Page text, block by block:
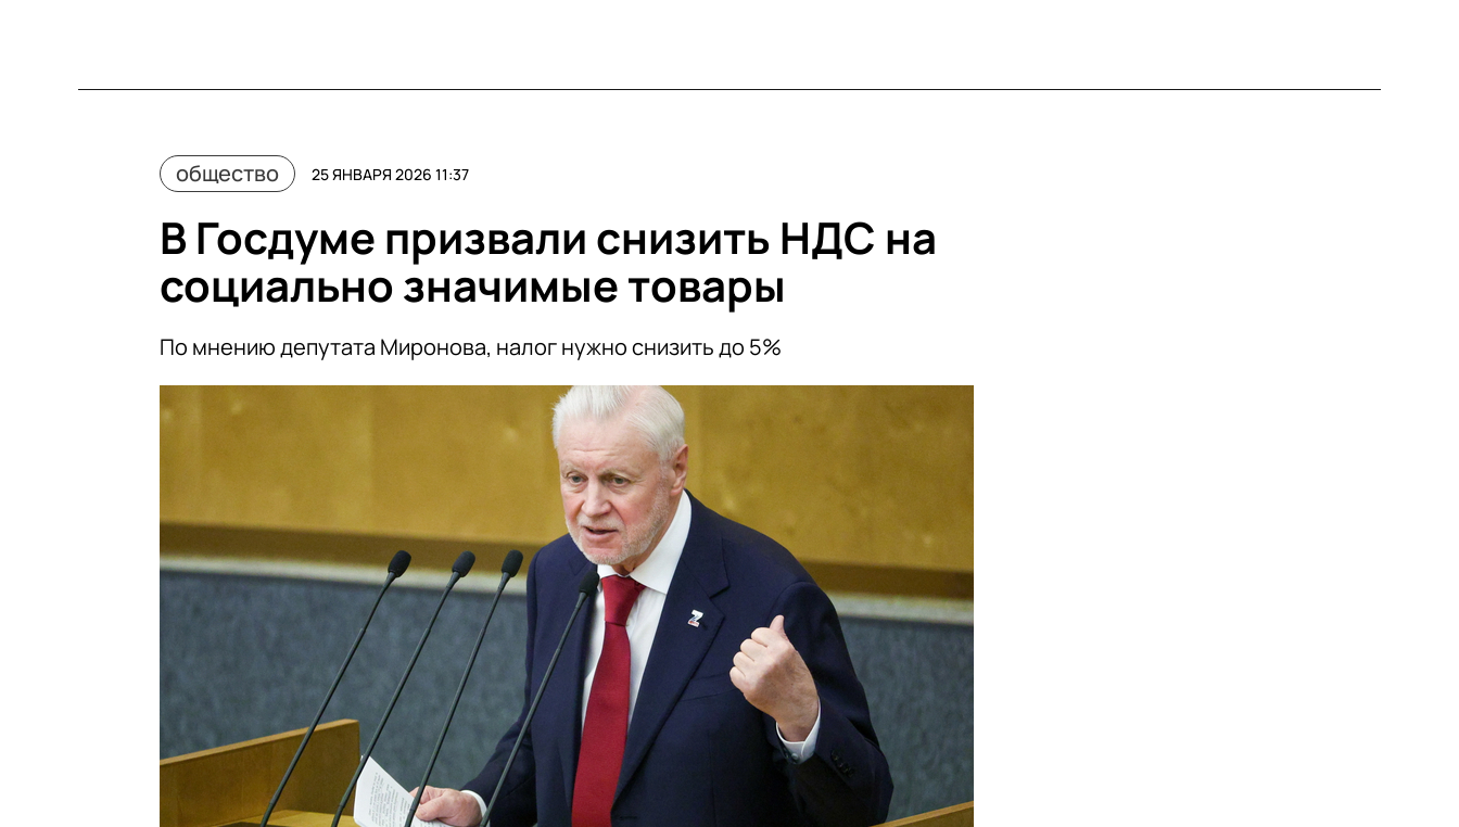
общество 25 ЯНВАРЯ 2026 11:37
В Госдуме призвали снизить НДС на
социально значимые товары
По мнению депутата Миронова, налог нужно снизить до 5%